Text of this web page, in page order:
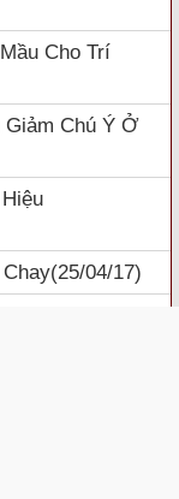
Cho Trí
Giảm Chú Ý Ở
(25/04/17)